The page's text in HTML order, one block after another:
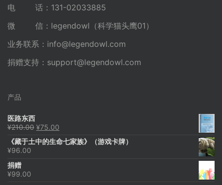
电 话：131-02033885
微 信：legendowl（科学猫头鹰01）
业务联系： info@legendowl.com
捐赠支持： support@legendowl.com
产品
医路东西
¥210.00 原
为：
¥75.00
价
《藏于土中的生命七家族》（游戏卡牌）
¥96.00
捐赠
¥99.00